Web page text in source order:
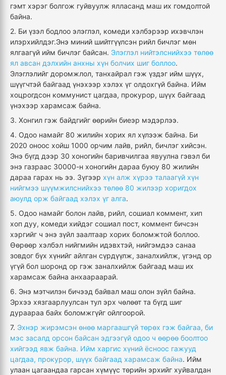
гэмт хэрэг болгож гуйвуулж ялласанд маш их гомдолтой
байна.
2. Би үзэл бодлоо элэглэл, комеди хэлбэрээр ихэвчлэн
илэрхийлдэг.Энэ миний шийтгүүлсэн рийл бичлэг мөн
ялгаагүй ийм бичлэг байсан. Элэглэл нийтэлснийхээ төлөө
ял авсан дэлхийн анхны хүн болчих шиг боллоо.
Элэглэлийг доромжлол, танхайрал гэж үздэг ийм шүүх,
шүүгчтэй байгаад үнэхээр хэлэх үг олдохгүй байна. Ийм
хоцрогдсон коммунист цагдаа, прокурор, шүүх байгаад
үнэхээр харамсаж байна.
3. Хонгил гэж байдгийг өөрийн биеэр мэдэрлээ.
4. Одоо намайг 80 жилийн хорих ял хүлээж байна. Би
2020 оноос хойш 1000 орчим лайв, рийл, бичлэг хийсэн.
Энэ бүгд дээр 30 хоногийн баривчилгаа явуулна гэвэл би
энэ газраас 30000-н хоногийн дараа буюу 80 жилийн
дараа гарах нь ээ. Зүгээр хүн алж хүрээ талаагүй хүн
нийгмээ шүүмжилснийхээ төлөө 80 жилээр хоригдох
аюулд орж байгаад хэлэх үг алга.
5. Одоо намайг болон лайв, рийл, сошиал коммент, хип
хоп дуу, комеди хийдэг сошиал пост, коммент бичсэн
хэргийг ч энэ зүйл заалтаар хорих боломжтой боллоо.
Өөрөөр хэлбэл нийгмийн идэвхтэй, нийгэмдээ санаа
зовдог бүх хүнийг айлган сүрдүүлж, заналхийлж, үгэнд ор
үгүй бол шоронд ор гэж заналхийлж байгаад маш их
харамсаж байна анхаараарай.
6. Энэ мэтчилэн бичээд байвал маш олон зүйл байна.
Эрхээ хязгаарлуулсан тул эрх чөлөөт та бүгд шиг
дураараа байх боломжгүйг ойлгоорой.
7. Эхнэр жирэмсэн өнөө маргаашгүй төрөх гэж байгаа, би
мэс засалд орсон байсан эдгээгүй одоо ч өөрөө боолтоо
хийгээд явж байна. Ийм харгис хүний ёсноос гажууд
цагдаа, прокурор, шүүх байгаад харамсаж байна. Ийм
улаан цагаандаа гарсан хүмүүс төрийн эрхийг хуйвалдан